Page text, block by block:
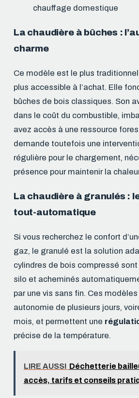
chauffage domestique
La chaudière à bûches :
charme
Ce modèle est le plus
plus accessible à l’achat. Elle
bûches de bois classiques. Son
dans le coût du combustible,
avez accès à une ressource
demande toutefois une
régulière pour le chargement,
présence pour maintenir la
La chaudière à granulés :
tout-automatique
Si vous recherchez le confort
gaz, le granulé est la solution
cylindres de bois compressé
silo et acheminés
par une vis sans fin. Ces
autonomie de plusieurs jours,
mois, et permettent une
précise de la température.
LIRE AUSSI Déchetterie
accès, tarifs et conseils